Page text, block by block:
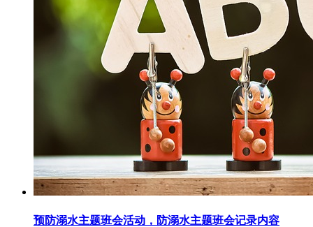
预防溺水主题班会活动，防溺水主题班会记录内容